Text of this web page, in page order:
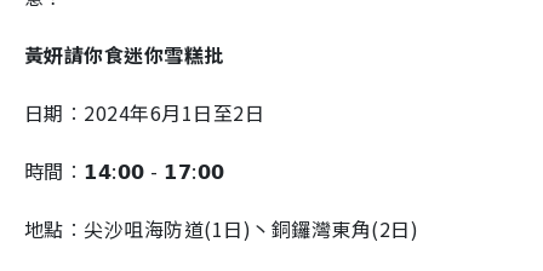
黃妍請你食迷你雪糕批
日期︰2024年6月1日至2日
時間︰𝟭𝟰:𝟬𝟬 - 𝟭𝟳:𝟬𝟬
地點︰尖沙咀海防道(1日)丶銅鑼灣東角(2日)